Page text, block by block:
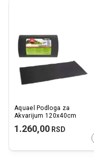
Aquael Podloga za
Akvarijum 120x40cm
1.260,00 RSD